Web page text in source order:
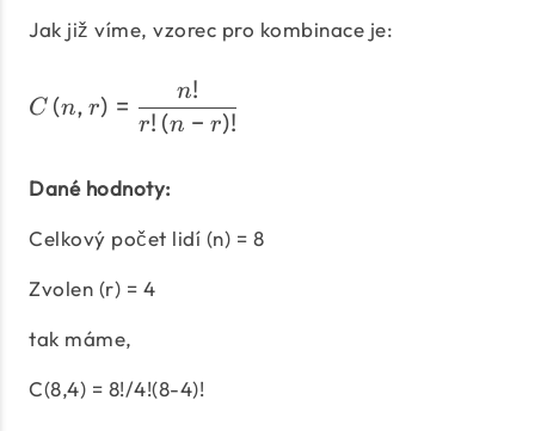
Jak již víme, vzorec pro kombinace je:
C (n, r) =
r! (n − r)!
n!
Dané hodnoty:
Celkový počet lidí (n) = 8
Zvolen (r) = 4
tak máme,
C(8,4) = 8!/4!(8-4)!